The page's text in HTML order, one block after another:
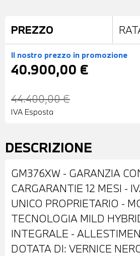
PREZZO
Il nostro prezzo in promozione
40.900,00 €
44.400,00 €
IVA Esposta
DESCRIZIONE
GM376XW - GARANZIA
CARGARANTIE 12 MESI -
UNICO PROPRIETARIO -
TECNOLOGIA MILD
INTEGRALE -
DOTATA DI: VERNICE